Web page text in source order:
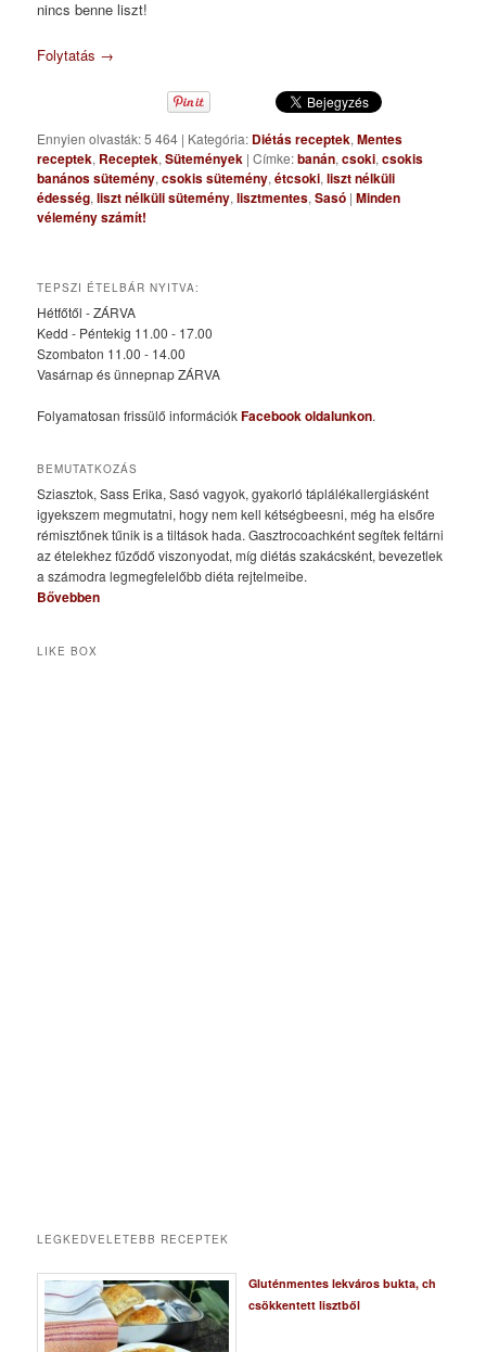
nincs benne liszt!
Folytatás →
Ennyien olvasták: 5 464 | Kategória: Diétás receptek,Mentes
receptek, Receptek,Sütemények |Címke:banán,csoki,csokis
banános sütemény,csokis sütemény,étcsoki,liszt nélküli
édesség,liszt nélküli sütemény,lisztmentes,Sasó |Minden
vélemény számít!
TEPSZI ÉTELBÁR NYITVA:
Hétfőtől - ZÁRVA
Kedd - Péntekig 11.00 - 17.00
Szombaton 11.00 - 14.00
Vasárnap és ünnepnap ZÁRVA
Folyamatosan frissülő információkFacebook oldalunkon.
BEMUTATKOZÁS
Sziasztok, Sass Erika, Sasó vagyok, gyakorló táplálékallergiásként
igyekszem megmutatni, hogy nem kell kétségbeesni, még ha elsőre
rémisztőnek tűnik is a tiltások hada. Gasztrocoachként segítek feltárni
az ételekhez fűződő viszonyodat, míg diétás szakácsként, bevezetlek
a számodra legmegfelelőbb diéta rejtelmeibe.
Bővebben
LIKE BOX
LEGKEDVELETEBB RECEPTEK
Gluténmentes lekváros bukta, ch
csökkentett lisztből